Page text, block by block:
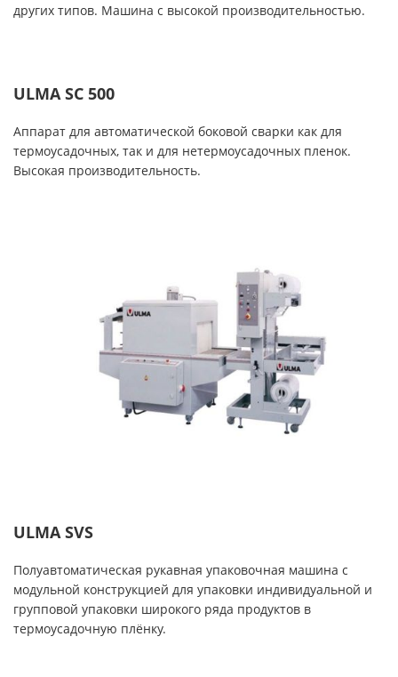
других типов. Машина с высокой производительностью.
ULMA SC 500
Аппарат для автоматической боковой сварки как для
термоусадочных, так и для нетермоусадочных пленок.
Высокая производительность.
ULMA SVS
Полуавтоматическая рукавная упаковочная машина с
модульной конструкцией для упаковки индивидуальной и
групповой упаковки широкого ряда продуктов в
термоусадочную плёнку.